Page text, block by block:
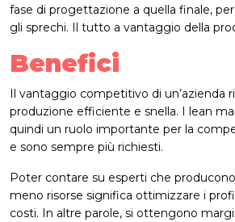
fase di progettazione a quella finale,
gli sprechi. Il tutto a vantaggio della
Benefici
Il vantaggio competitivo di un’azienda
produzione efficiente e snella. I lean
quindi un ruolo importante per la
e sono sempre più richiesti.
Poter contare su esperti che
meno risorse significa ottimizzare i
costi. In altre parole, si ottengono